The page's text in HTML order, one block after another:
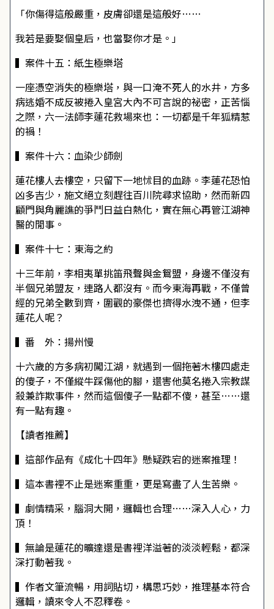
「你傷得這般嚴重，皮膚卻還是這般好……
我若是要娶個皇后，也當娶你才是。」
▍案件十五：紙生極樂塔
一座憑空消失的極樂塔，與一口淹不死人的水井，方多
病逃婚不成反被捲入皇宮大內不可言說的祕密，正苦惱
之際，六一法師李蓮花救場來也：一切都是千年狐精惹
的禍！
▍案件十六：血染少師劍
蓮花樓人去樓空，只留下一地怵目的血跡。李蓮花恐怕
凶多吉少，施文絕立刻趕往百川院尋求協助，然而新四
顧門與角麗譙的爭鬥日益白熱化，實在無心再管江湖神
醫的閒事。
▍案件十七：東海之約
十三年前，李相夷單挑笛飛聲與金鴛盟，身邊不僅沒有
半個兄弟盟友，連路人都沒有。而今東海再戰，不僅曾
經的兄弟全數到齊，圍觀的豪傑也擠得水洩不通，但李
蓮花人呢？
▍番 外：揚州慢
十六歲的方多病初闖江湖，就遇到一個拖著木樓四處走
的傻子，不僅縱牛踩傷他的腳，還害他莫名捲入宗教謀
殺兼詐欺事件，然而這個傻子一點都不傻，甚至……還
有一點有趣。
【讀者推薦】
▍這部作品有《成化十四年》懸疑跌宕的迷案推理！
▍這本書裡不止是迷案重重，更是寫盡了人生苦樂。
▍劇情精采，腦洞大開，邏輯也合理……深入人心，力
頂！
▍無論是蓮花的曠達還是書裡洋溢著的淡淡輕鬆，都深
深打動著我。
▍作者文筆流暢，用詞貼切，構思巧妙，推理基本符合
邏輯，讀來令人不忍釋卷。